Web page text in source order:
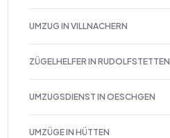
UMZUG IN VILLNACHERN
ZÜGELHELFER IN RUDOLFSTETTEN
UMZUGSDIENST IN OESCHGEN
UMZÜGE IN HÜTTEN